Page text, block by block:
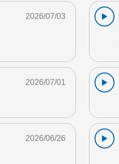
2026/07/03
2026/07/01
2026/06/26